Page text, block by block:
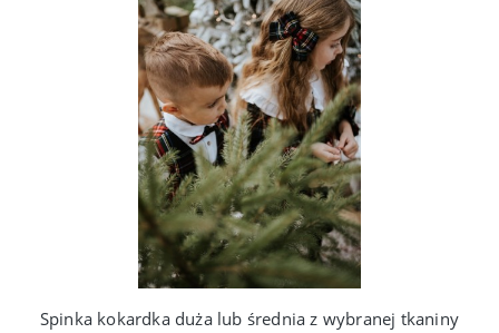
Spinka kokardka duża lub średnia z wybranej tkaniny